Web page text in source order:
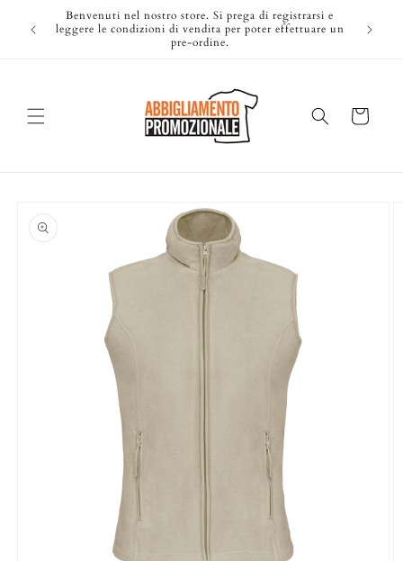
direttamente
ai contenuti
Benvenuti nel nostro store. Si prega di registrarsi e
leggere le condizioni di vendita per poter effettuare un
pre-ordine.
Carrello
informazioni
sul prodotto